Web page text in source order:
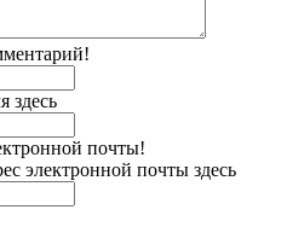
здесь
почты!
электронной почты здесь